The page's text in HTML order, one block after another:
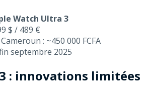
Watch Ultra 3
$ / 489 €
: ~450 000 FCFA
septembre 2025
: innovations limitées